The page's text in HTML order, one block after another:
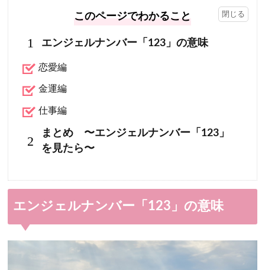
このページでわかること
1 エンジェルナンバー「123」の意味
恋愛編
金運編
仕事編
2
まとめ 〜エンジェルナンバー「123」
を見たら〜
エンジェルナンバー「123」の意味